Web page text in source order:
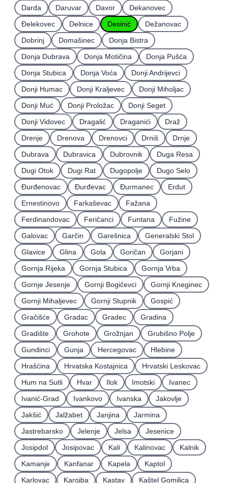
Darda
Daruvar Davor
Dekanovec
Ðelekovec
Delnice Desinić
Dežanovac
Dobrinj
Domašinec
Donja Bistra
Donja Dubrava
Donja Motičina
Donja Pušća
Donja Stubica
Donja Voća
Donji Andrijevci
Donji Humac
Donji Kraljevec
Donji Miholjac
Donji Muć
Donji Proložac
Donji Seget
Donji Vidovec
Dragalić Draganići
Draž
Drenje
Drenova Drenovci Drniš
Drnje
Dubrava
Dubravica Dubrovnik
Duga Resa
Dugi Otok
Dugi Rat Dugopolje
Dugo Selo
Ðurđenovac
Ðurđevac Ðurmanec
Erdut
Ernestinovo
Farkaševac
Fažana
Ferdinandovac
Feričanci Funtana
Fužine
Galovac
Garčin Garešnica
Generalski Stol
Glavice
Glina Gola Goričan
Gorjani
Gornja Rijeka
Gornja Stubica
Gornja Vrba
Gornje Jesenje
Gornji Bogičevci
Gornji Kneginec
Gornji Mihaljevec
Gornji Stupnik
Gospić
Gračišće
Gradac Gradec
Gradina
Gradište
Grohote Grožnjan
Grubišno Polje
Gundinci
Gunja Hercegovac
Hlebine
Hrašćina
Hrvatska Kostajnica
Hrvatski Leskovac
Hum na Sutli
Hvar Ilok Imotski
Ivanec
Ivanić-Grad
Ivankovo Ivanska
Jakovlje
Jakšić
Jalžabet Janjina
Jarmina
Jastrebarsko
Jelenje Jelsa
Jesenice
Josipdol
Josipovac Kali Kalinovac
Kalnik
Kamanje
Kanfanar Kapela
Kaptol
Karlovac
Karojba Kastav Kaštel Gomilica